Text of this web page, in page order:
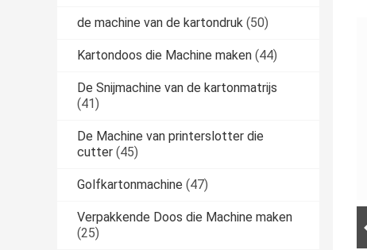
de machine van de kartondruk (50)
Kartondoos die Machine maken (44)
De Snijmachine van de kartonmatrijs
(41)
De Machine van printerslotter die
cutter (45)
Golfkartonmachine (47)
Verpakkende Doos die Machine maken
(25)